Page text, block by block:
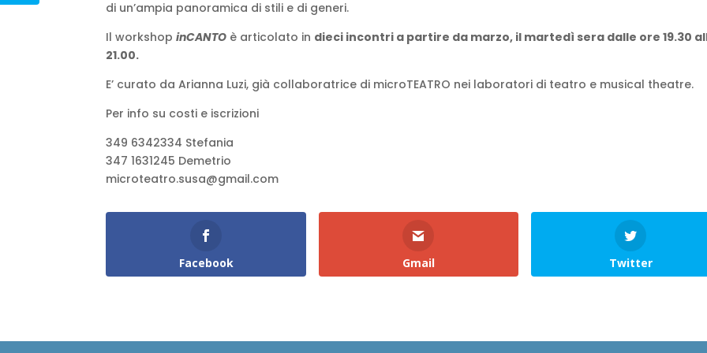
di un’ampia panoramica di stili e di generi.
Il workshopinCANTO è articolato in dieci incontri a partire da marzo, il martedì sera dalle ore 19.30
21.00.
E’ curato da Arianna Luzi, già collaboratrice di microTEATRO nei laboratori di teatro e musical theatre.
Per info su costi e iscrizioni
349 6342334 Stefania
347 1631245 Demetrio
microteatro.susa@gmail.com
Facebook Gmail Twitter